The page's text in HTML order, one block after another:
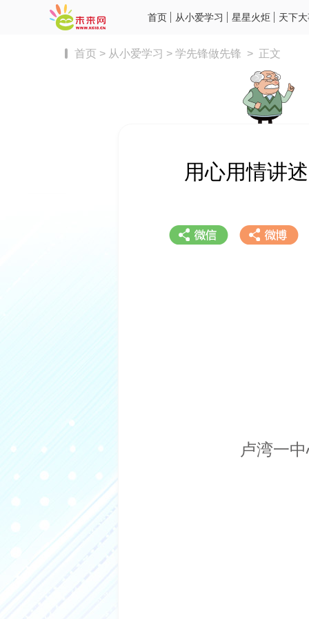
首页 从小爱学习 星星火炬 天下
首页 > 从小爱学习 > 学先锋做先锋 > 正文
用心用情讲
卢湾一